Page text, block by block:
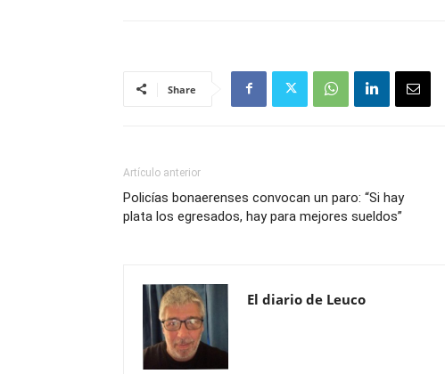
Share
Artículo anterior
Policías bonaerenses convocan un paro: “Si hay
plata los egresados, hay para mejores sueldos”
El diario de Leuco